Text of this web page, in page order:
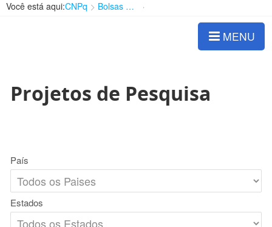
Você está aqui:CNPq Bolsas e Auxílios Vigentes
MENU
Projetos de Pesquisa
País
Estados